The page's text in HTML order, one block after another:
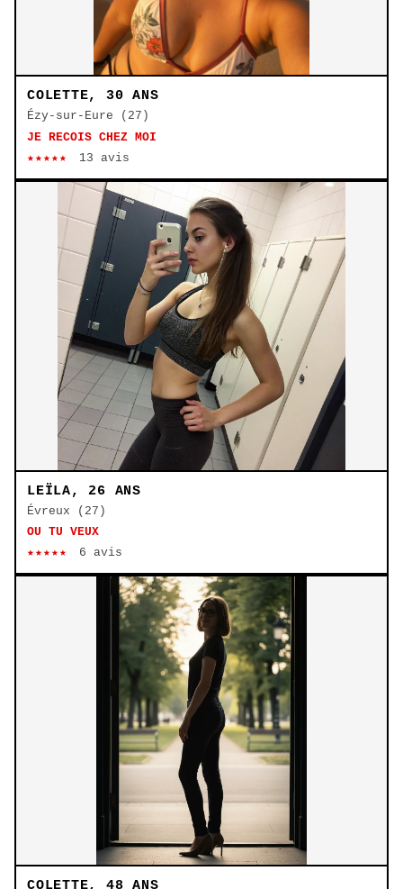
COLETTE, 30 ANS
Ézy-sur-Eure (27)
JE RECOIS CHEZ MOI
★★★★★
13 avis
LEÏLA, 26 ANS
Évreux (27)
OU TU VEUX
★★★★★
6 avis
COLETTE, 48 ANS